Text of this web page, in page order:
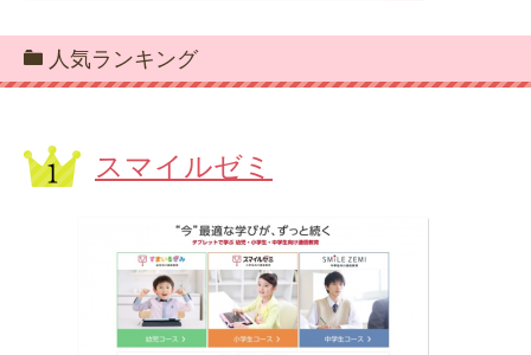
人気ランキング
スマイルゼミ